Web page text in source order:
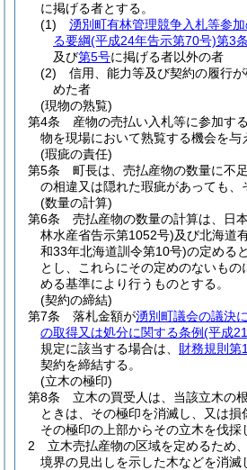
に掲げる者とする。
(1)
湧別町有林管理競争入札等参
る要綱(平成24年告示第70号)第3
及び第5号に掲げる者以外の者
(2)
信用、能力等及び契約の履行
めた者
(現物の熟覧)
第4条
産物の売払い入札等に参加す
物を現場において熟覧する機会を与
(瑕疵の責任)
第5条
町長は、売払産物の数量に不
の相違又は隠れた瑕疵があっても、
(数量の計算)
第6条
売払産物の数量の計算は、日
林水産省告示第1052号)及び北海道
和33年北海道訓令第10号)の定める
とし、これらにその定めのないもの
める基準により行うものとする。
(契約の締結)
第7条
落札金額が湧別町議会の議決
の取得又は処分に関する条例(平成
規定に該当する場合は、 財務規則第
契約を締結する。
(立木の極印)
第8条
立木の買受人は、当該立木の
ときは、その極印を消滅し、又は損
その極印の上部からその立木を伐採
2
立木売払産物の区域を定めるため
境界の見出しを示した木などを消滅